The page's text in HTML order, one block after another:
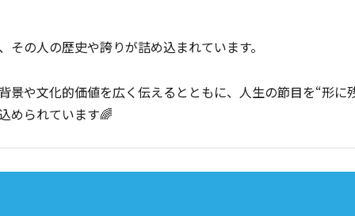
の人の歴史や誇りが詰め込まれています。
景や文化的価値を広く伝えるとともに、人生の節目を“形に
められています🌈